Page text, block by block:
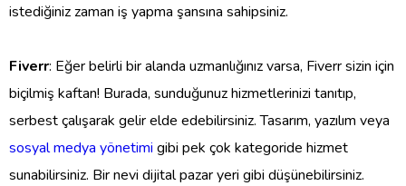
istediğiniz zaman iş yapma şansına sahipsiniz.
Fiverr: Eğer belirli bir alanda uzmanlığınız varsa, Fiverr sizin için
biçilmiş kaftan! Burada, sunduğunuz hizmetlerinizi tanıtıp,
serbest çalışarak gelir elde edebilirsiniz. Tasarım, yazılım veya
sosyal medya yönetimi gibi pek çok kategoride hizmet
sunabilirsiniz. Bir nevi dijital pazar yeri gibi düşünebilirsiniz.